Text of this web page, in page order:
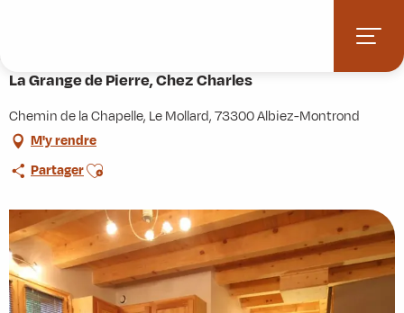
principal
La Grange de Pierre, Chez Charles
Chemin de la Chapelle, Le Mollard, 73300 Albiez-Montrond
M'y rendre
PartagerAjouter aux favoris